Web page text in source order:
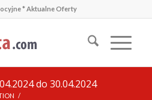
* Aktualne Oferty
do 30.04.2024
/